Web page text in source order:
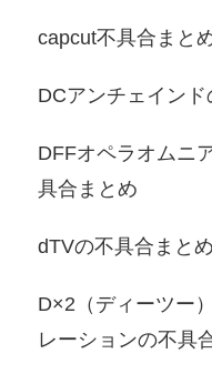
capcut不具合まと
DCアンチェイン
DFFオペラオムニ
具合まとめ
dTVの不具合まとめ
D×2（ディーツー
レーションの不具